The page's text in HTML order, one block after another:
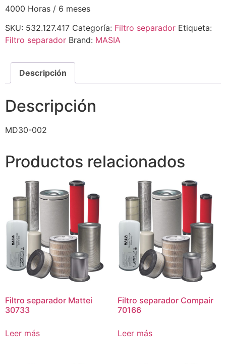
4000 Horas / 6 meses
SKU: 532.127.417 Categoría: Filtro separador Etiqueta:
Filtro separador Brand: MASIA
Descripción
Descripción
MD30-002
Productos relacionados
Filtro separador Mattei
30733
Leer más
Filtro separador Compair
70166
Leer más